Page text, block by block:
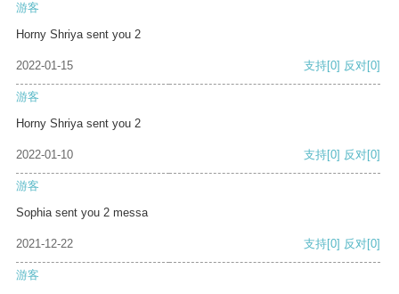
游客
Horny Shriya sent you 2
2022-01-15 支持[0] 反对[0]
游客
Horny Shriya sent you 2
2022-01-10 支持[0] 反对[0]
游客
Sophia sent you 2 messa
2021-12-22 支持[0] 反对[0]
游客